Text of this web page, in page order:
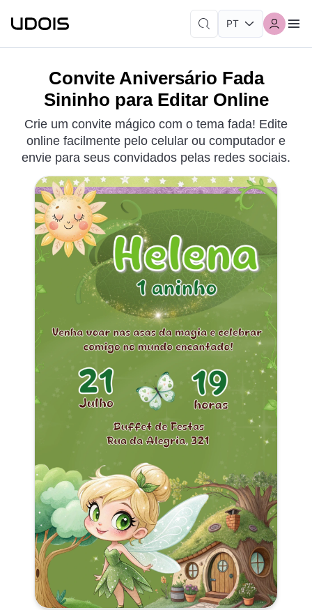
Convite Aniversário Fada
Sininho para Editar Online
Crie um convite mágico com o tema fada! Edite
online facilmente pelo celular ou computador e
envie para seus convidados pelas redes sociais.